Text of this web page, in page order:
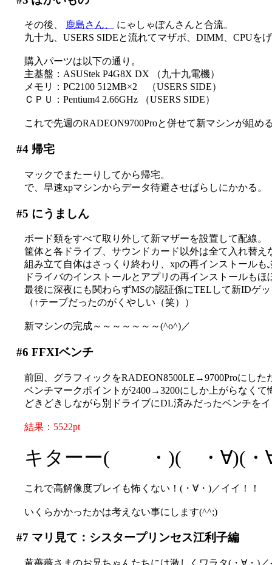
その後、 鹿島さん、
にゃしゃぽんさんと合流。
九十九、USERS SIDEと流れてマザボ、DIMM、CPUを
購入パーツは以下の通り。
主基盤：ASUStek P4G8X DX （九十九電機）
メモリ：PC2100 512MB×2 （USERS SIDE）
ＣＰＵ：Pentium4 2.66GHz （USERS SIDE）
これで先週のRADEON9700Proと併せて新マシンが組め
#4帰宅
マックでまたーりしてから帰宅。
で、早速xpマシンからデータ待避させばらしにかかる。
#5 にうましん
ボード類をすべて取り外して新マザーを設置して配線。
筐体と各ドライブ、サウンドカード以外は全て入れ替え
組み立て自体はさっくり終わり、xpの再インストールも
ドライバのインストールとアプリの再インストールもほ
最後に深夜にも関わらずMSの認証係にTELして新IDゲ
（↑テープだったのがくやしい（笑））
新マシンの完成～～～～～～～(^o^)／
#6 FFXIベンチ
前回、グラフィックをRADEON8500LE→9700Proにした
ベンチマークポイントが2400→3200にしか上がらなくて
どきどきしながら別ドライブにDL済みだったベンチをイ
結果：5522pt
キターー( ・)( ・∀)(・
これで高解像度プレイも怖くない！(・∀・)／イイ！！
いくらかかったかは考えない事にします(^^;)
#7 マリ見て：シスタープリンセス江利子編